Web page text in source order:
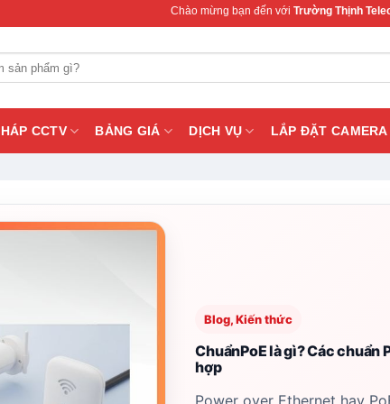
Chào mừng bạn đến vớiTrường Thịnh Telecom– Chuyên
CCTV BẢNG GIÁ DỊCH VỤ LẮP ĐẶT CAMERA
Blog, Kiến thức
ChuẩnPoE là gì? Các chuẩn
hợp
Power over Ethernet hay